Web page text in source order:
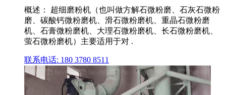
概述： 超细磨粉机（也叫做方解石微粉磨、石灰石微粉
磨、碳酸钙微粉磨机、滑石微粉磨机、重晶石微粉磨
机、石膏微粉磨机、大理石微粉磨机、长石微粉磨机、
萤石微粉磨机）主要适用于对 .
联系电话: 180 3780 8511